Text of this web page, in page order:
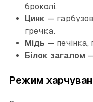
броколі.
Цинк —
гречка.
Мідь — печінка,
Білок загалом
Режим